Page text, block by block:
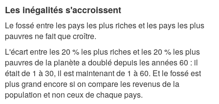
Les inégalités s'accroissent
Le fossé entre les pays les plus riches et les pays les plus
pauvres ne fait que croître.
L'écart entre les 20 % les plus riches et les 20 % les plus
pauvres de la planète a doublé depuis les années 60 : il
était de 1 à 30, il est maintenant de 1 à 60. Et le fossé est
plus grand encore si on compare les revenus de la
population et non ceux de chaque pays.